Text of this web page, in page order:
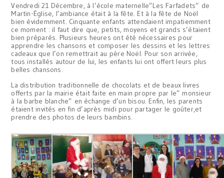
Vendredi 21 Décembre, à l’école maternelle”Les Farfadets” de
Martin-Église, l’ambiance était à la fête. Et à la fête de Noël
bien évidemment. Cinquante enfants attendaient impatiemment
ce moment : il faut dire que, petits, moyens et grands s’étaient
bien préparés. Plusieurs heures ont été nécessaires pour
apprendre les chansons et composer les dessins et les lettres
cadeaux que l’on remettrait au père Noël. Pour son arrivée,
tous installés autour de lui, les enfants lui ont offert leurs plus
belles chansons.
La distribution traditionnelle de chocolats et de beaux livres
offerts par la mairie était faite en main propre par le” monsieur
à la barbe blanche” en échange d’un bisou. Enfin, les parents
étaient invités en fin d’après midi pour partager le goûter,et
prendre des photos de leurs bambins.